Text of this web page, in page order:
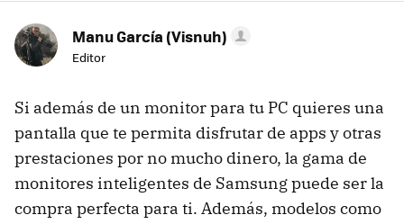
Manu García (Visnuh)
Editor
Si además de un monitor para tu PC quieres una
pantalla que te permita disfrutar de apps y otras
prestaciones por no mucho dinero, la gama de
monitores inteligentes de Samsung puede ser la
compra perfecta para ti. Además, modelos como